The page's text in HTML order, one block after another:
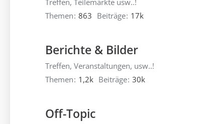
Treffen, Teilemärkte usw..!
Themen 863 Beiträge 17k
Berichte & Bilder
Treffen, Veranstaltungen, usw..!
Themen 1,2k Beiträge 30k
Off-Topic